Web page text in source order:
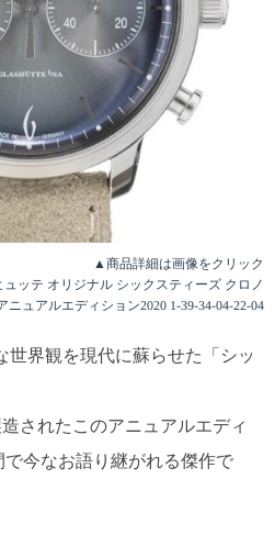
▲商品詳細は画像をクリック
ッテ オリジナル シックスティーズ クロノ
ニュアルエディション2020 1-39-34-04-22-04
世界観を現代に蘇らせた「シッ
されたこのアニュアルエディ
今なお語り継がれる傑作で